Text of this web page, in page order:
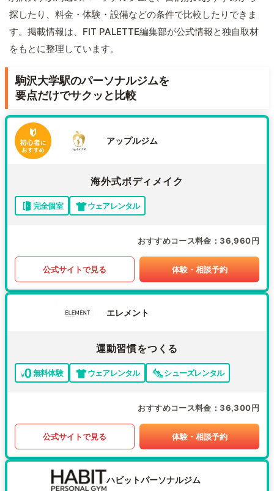
探したり、料金・体験・設備などの条件で比較したりできま
す。掲載情報は、FIT PALETTE編集部が公式情報と独自取材
をもとに整理しています。
駒沢大学駅のパーソナルジムを
要点だけでサクッと比較
アップルジム
海外式ボディメイク
完全個室 ウェアレンタル
おすすめコース料金 36,960円
公式サイトで見る 体験・相談予約
エレメント
運動習慣をつくる
無料体験 ウェアレンタル シューズレンタル
おすすめコース料金 36,300円
公式サイトで見る 体験・相談予約
ハビットパーソナルジム